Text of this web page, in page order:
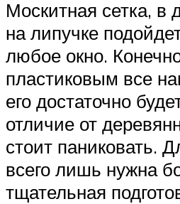
Москитная сетка, в
на липучке
любое окно.
пластиковым все
его достаточно
отличие от
стоит паниковать.
всего лишь нужна
тщательная